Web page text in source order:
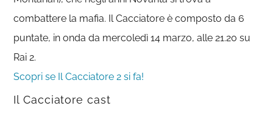
combattere la mafia. Il Cacciatore è composto da 6
puntate, in onda da mercoledì 14 marzo, alle 21.20 su
Rai 2.
Scopri se Il Cacciatore 2 si fa!
Il Cacciatore cast